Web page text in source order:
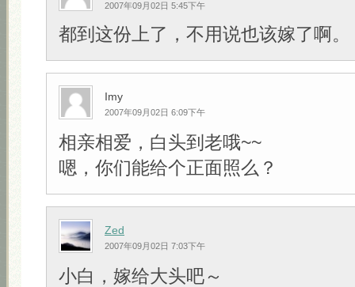
2007年09月02日 5:45下午
都到这份上了，不用说也该嫁了啊。
Imy
2007年09月02日 6:09下午
相亲相爱，白头到老哦~~
嗯，你们能给个正面照么？
Zed
2007年09月02日 7:03下午
小白，嫁给大头吧～